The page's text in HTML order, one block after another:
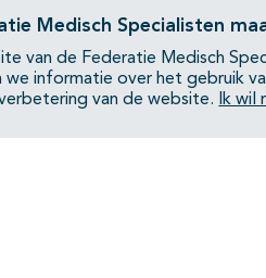
Medisch Specialisten
van de Federatie Medisch
we informatie over het gebruik
van de website.
Ik wil